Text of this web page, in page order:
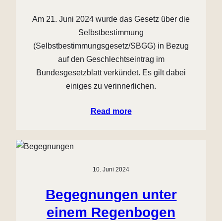
Am 21. Juni 2024 wurde das Gesetz über die
Selbstbestimmung
(Selbstbestimmungsgesetz/SBGG) in Bezug
auf den Geschlechtseintrag im
Bundesgesetzblatt verkündet. Es gilt dabei
einiges zu verinnerlichen.
Read more
10. Juni 2024
Begegnungen unter
einem Regenbogen